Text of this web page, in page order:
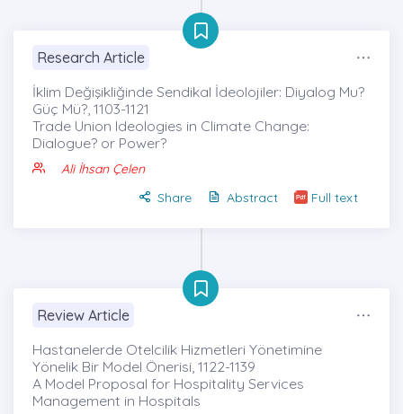
Research Article
İklim Değişikliğinde Sendikal İdeolojiler: Diyalog Mu?
Güç Mü?, 1103-1121
Trade Union Ideologies in Climate Change:
Dialogue? or Power?
Ali İhsan Çelen
Share
Abstract Full text
Review Article
Hastanelerde Otelcilik Hizmetleri Yönetimine
Yönelik Bir Model Önerisi, 1122-1139
A Model Proposal for Hospitality Services
Management in Hospitals